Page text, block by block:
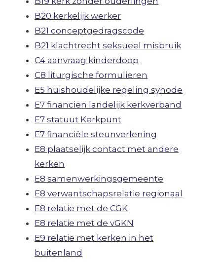
B20 kerkelijk werker
B21 conceptgedragscode
B21 klachtrecht seksueel misbruik
C4 aanvraag kinderdoop
C8 liturgische formulieren
E5 huishoudelijke regeling synode
E7 financiën landelijk kerkverband
E7 statuut Kerkpunt
E7 financiële steunverlening
E8 plaatselijk contact met andere
kerken
E8 samenwerkingsgemeente
E8 verwantschapsrelatie regionaal
E8 relatie met de CGK
E8 relatie met de vGKN
E9 relatie met kerken in het
buitenland